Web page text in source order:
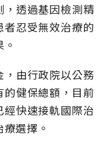
透過基因檢測精
忍受無效治療的
由行政院以公務
健保總額，目前
快速接軌國際治
選擇。